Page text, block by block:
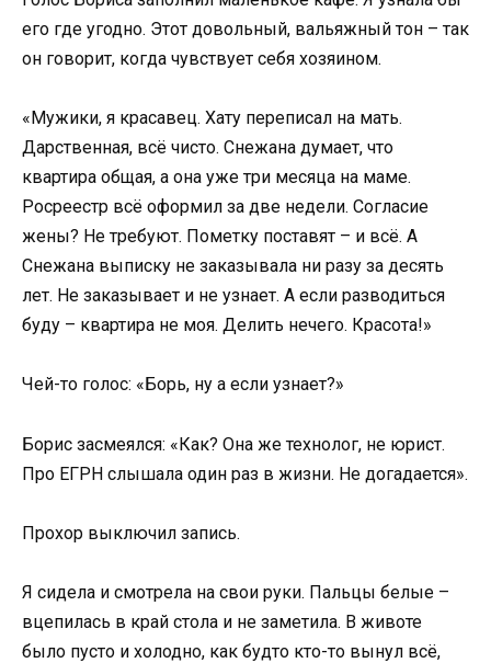
его где угодно. Этот довольный, вальяжный тон – так
он говорит, когда чувствует себя хозяином.
«Мужики, я красавец. Хату переписал на мать.
Дарственная, всё чисто. Снежана думает, что
квартира общая, а она уже три месяца на маме.
Росреестр всё оформил за две недели. Согласие
жены? Не требуют. Пометку поставят – и всё. А
Снежана выписку не заказывала ни разу за десять
лет. Не заказывает и не узнает. А если разводиться
буду – квартира не моя. Делить нечего. Красота!»
Чей-то голос: «Борь, ну а если узнает?»
Борис засмеялся: «Как? Она же технолог, не юрист.
Про ЕГРН слышала один раз в жизни. Не догадается».
Прохор выключил запись.
Я сидела и смотрела на свои руки. Пальцы белые –
вцепилась в край стола и не заметила. В животе
было пусто и холодно, как будто кто-то вынул всё,